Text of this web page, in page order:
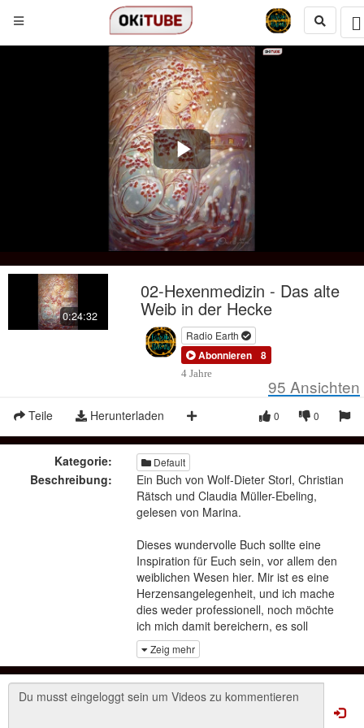
Play
Video
0:24:32
02-Hexenmedizin - Das alte
Weib in der Hecke
Radio Earth
Abonnieren 8
4 Jahre
95 Ansichten
Teile Herunterladen 0
0
Kategorie: Default
Beschreibung:
Ein Buch von Wolf-Dieter Storl, Christian
Rätsch und Claudia Müller-Ebeling,
gelesen von Marina.
Dieses wundervolle Buch sollte eine
Inspiration für Euch sein, vor allem den
weiblichen Wesen hier. Mir ist es eine
Herzensangelegenheit, und ich mache
dies weder professionell, noch möchte
ich mich damit bereichern, es soll
lediglich zur Kultur- und
Wissenserhaltung dienen.
Herzlichst Marina
Zeig mehr